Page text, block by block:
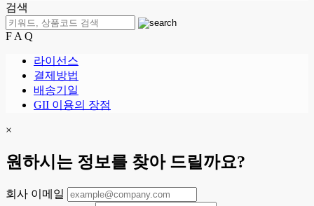
검색
F A Q
라이선스
결제방법
배송기일
GII 이용의 장점
×
원하시는 정보를 찾아 드릴까요?
회사 이메일